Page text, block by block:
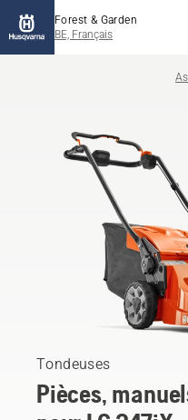
Forest & Garden
BE, Français
Tondeuses
Pièces,